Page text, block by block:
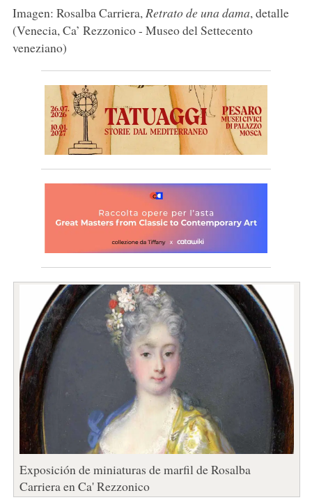
Imagen: Rosalba Carriera, Retrato de una dama, detalle
(Venecia, Ca’ Rezzonico - Museo del Settecento
veneziano)
Exposición de miniaturas de marfil de Rosalba
Carriera en Ca' Rezzonico